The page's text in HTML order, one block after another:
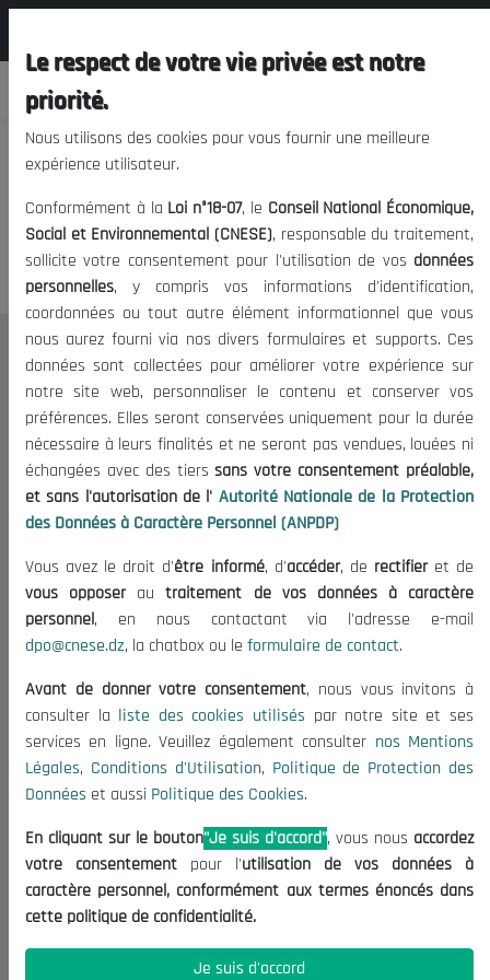
We apologize, but you cannot
access this content.
THE NESEC
About
The President
Organisation
Publications
Calls for Tenders and Consultations
Legal Notices
Terms of Use
Data Protection Policy
Cookie Policy
Contact US
(+213) 021 98 01 00|01|02
contact@cnese.dz
Suggestions or Initiatives?
Newsletter
Inscrivez-vous, soyez le premier à découvrir nos
Le respect de votre vie privée est notre
priorité.
Nous utilisons des cookies pour vous fournir une meilleure
expérience utilisateur.
Conformément à la Loi n°18-07, le Conseil National Économique,
Social et Environnemental (CNESE), responsable du traitement,
sollicite votre consentement pour l'utilisation de vos données
personnelles, y compris vos informations d'identification,
coordonnées ou tout autre élément informationnel que vous
nous aurez fourni via nos divers formulaires et supports. Ces
données sont collectées pour améliorer votre expérience sur
notre site web, personnaliser le contenu et conserver vos
préférences. Elles seront conservées uniquement pour la durée
nécessaire à leurs finalités et ne seront pas vendues, louées ni
échangées avec des tierssans votre consentement préalable,
et sans l'autorisation de l' Autorité Nationale de la Protection
des Données à Caractère Personnel (ANPDP)
Vous avez le droit d'être informé, d'accéder, de rectifieret de
vous opposerautraitement de vos données à caractère
personnel, en nous contactant via l'adresse e-mail
dpo@cnese.dz, la chatbox ou le formulaire de contact.
Avant de donner votre consentement, nous vous invitons à
consulter la liste des cookies utilisés par notre site et ses
services en ligne. Veuillez également consulter nos Mentions
Légales, Conditions d'Utilisation, Politique de Protection des
Données et aussi Politique des Cookies.
En cliquant sur le bouton"Je suis d'accord", vous nous accordez
votre consentement pour l'utilisation de vos données à
caractère personnel, conformément aux termes énoncés dans
cette politique de confidentialité.
Je suis d'accord